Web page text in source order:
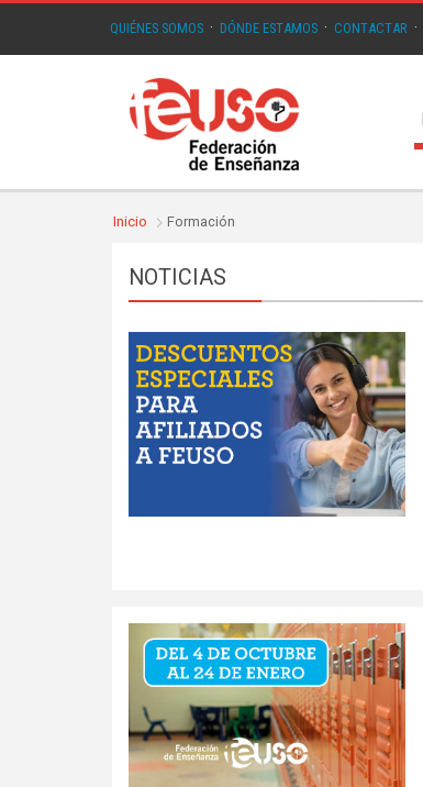
QUIÉNES SOMOS · DÓNDE ESTAMOS · CONTACTAR ·
Inicio Formación
NOTICIAS